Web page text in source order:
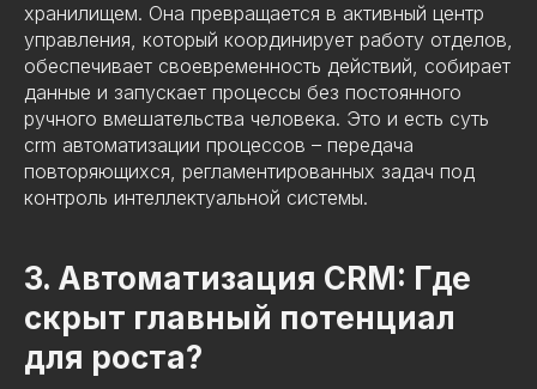
хранилищем. Она превращается в активный центр
управления, который координирует работу отделов,
обеспечивает своевременность действий, собирает
данные и запускает процессы без постоянного
ручного вмешательства человека. Это и есть суть
crm автоматизации процессов – передача
повторяющихся, регламентированных задач под
контроль интеллектуальной системы.
3. Автоматизация CRM: Где
скрыт главный потенциал
для роста?